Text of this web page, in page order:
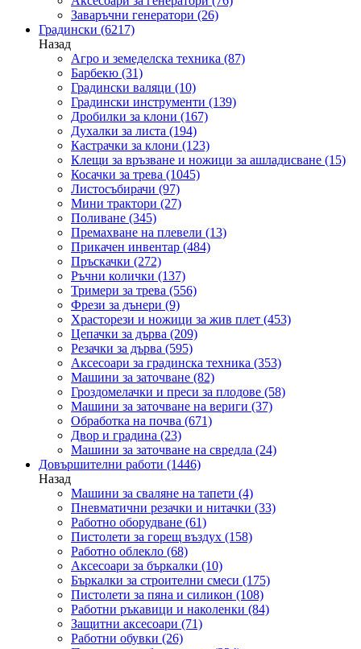
Заваръчни генератори (26)
Градински (6217)
Назад
Агро и земеделска техника (87)
Барбекю (31)
Градински валяци (10)
Градински инструменти (139)
Дробилки за клони (167)
Духалки за листа (194)
Кастрачки за клони (123)
Клещи за връзване и ножици за ашладисване (15)
Косачки за трева (1045)
Листосъбирачи (97)
Мини трактори (27)
Поливане (345)
Премахване на плевели (13)
Прикачен инвентар (484)
Пръскачки (272)
Ръчни колички (137)
Тримери за трева (556)
Фрези за дънери (9)
Храсторези и ножици за жив плет (453)
Цепачки за дърва (209)
Резачки за дърва (595)
Аксесоари за градинска техника (353)
Машини за заточване (82)
Гроздомелачки и преси за плодове (58)
Машини за заточване на вериги (37)
Обработка на почва (671)
Двор и градина (23)
Машини за заточване на свредла (24)
Довършителни работи (1446)
Назад
Машини за сваляне на тапети (4)
Пневматични резачки и нитачки (33)
Работно оборудване (61)
Пистолети за горещ въздух (158)
Работно облекло (68)
Аксесоари за бъркалки (10)
Бъркалки за строителни смеси (175)
Пистолети за пяна и силикон (108)
Работни ръкавици и наколенки (84)
Защитни аксесоари (71)
Работни обувки (26)